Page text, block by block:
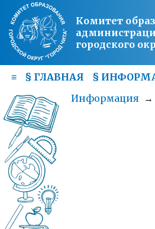
Комитет
городского
≡ § ГЛАВНАЯ §
Информация →